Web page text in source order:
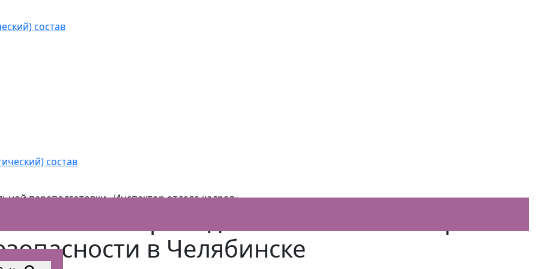
состав
состав
переподготовки «Инспектор отдела кадров»
переподготовки «Инспектор отдела кадров»
переподготовки «Инспектор
в Челябинске